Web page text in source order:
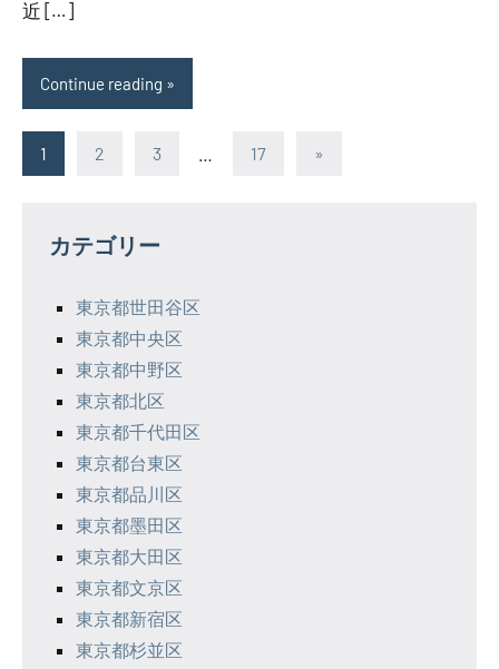
近 […]
Continue reading
投
の
1 2 3 17
Next
»
カテゴリー
東京都世田谷区
東京都中央区
東京都中野区
東京都北区
東京都千代田区
東京都台東区
東京都品川区
東京都墨田区
東京都大田区
東京都文京区
東京都新宿区
東京都杉並区